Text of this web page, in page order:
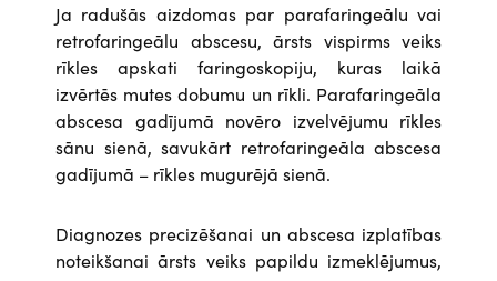
Ja radušās aizdomas par parafaringeālu vai
retrofaringeālu abscesu, ārsts vispirms veiks
rīkles apskati faringoskopiju, kuras laikā
izvērtēs mutes dobumu un rīkli. Parafaringeāla
abscesa gadījumā novēro izvelvējumu rīkles
sānu sienā, savukārt retrofaringeāla abscesa
gadījumā – rīkles mugurējā sienā.
Diagnozes precizēšanai un abscesa izplatības
noteikšanai ārsts veiks papildu izmeklējumus,